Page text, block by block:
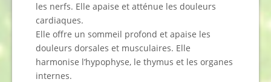
les nerfs. Elle apaise et atténue les douleurs
cardiaques.
Elle offre un sommeil profond et apaise les
douleurs dorsales et musculaires. Elle
harmonise l’hypophyse, le thymus et les organes
internes.